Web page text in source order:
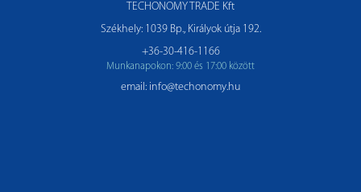
TECHONOMY TRADE Kft
Székhely: 1039 Bp., Királyok útja 192.
+36-30-416-1166
Munkanapokon: 9:00 és 17:00 között
email: info@techonomy.hu